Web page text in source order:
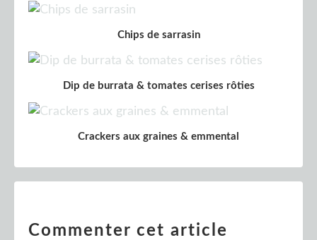
Chips de sarrasin
Dip de burrata & tomates cerises rôties
Crackers aux graines & emmental
Commenter cet article